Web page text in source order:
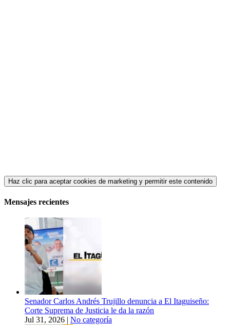
Haz clic para aceptar cookies de marketing y permitir este contenido
Mensajes recientes
Senador Carlos Andrés Trujillo denuncia a El Itaguiseño:
Corte Suprema de Justicia le da la razón
Jul 31, 2026 | No categoría